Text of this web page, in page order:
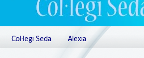
Col·legi Seda Alexia